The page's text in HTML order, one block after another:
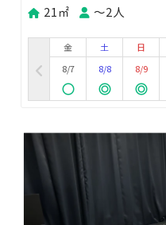
21㎡
〜2人
金
8/7
土
8/8
日
8/9